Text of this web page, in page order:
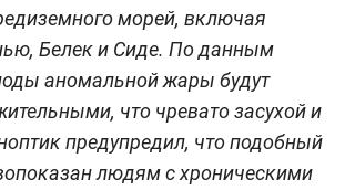
морей, включая
Белек и Сиде. По данным
аномальной жары будут
что чревато засухой и
предупредил, что подобный
людям с хроническими